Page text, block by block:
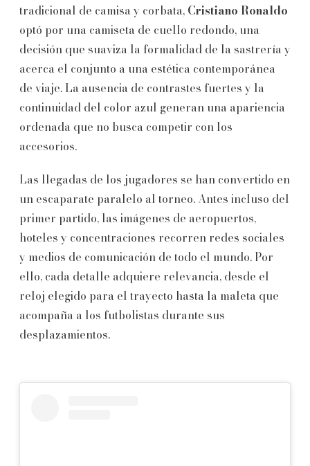
tradicional de camisa y corbata, Cristiano Ronaldo
optó por una camiseta de cuello redondo, una
decisión que suaviza la formalidad de la sastrería y
acerca el conjunto a una estética contemporánea
de viaje. La ausencia de contrastes fuertes y la
continuidad del color azul generan una apariencia
ordenada que no busca competir con los
accesorios.
Las llegadas de los jugadores se han convertido en
un escaparate paralelo al torneo. Antes incluso del
primer partido, las imágenes de aeropuertos,
hoteles y concentraciones recorren redes sociales
y medios de comunicación de todo el mundo. Por
ello, cada detalle adquiere relevancia, desde el
reloj elegido para el trayecto hasta la maleta que
acompaña a los futbolistas durante sus
desplazamientos.